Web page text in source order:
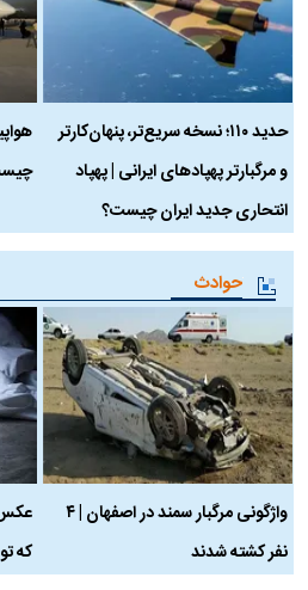
حدید ۱۱۰؛ نسخه سریع‌تر، پنهان‌کارتر
و مرگبارتر پهپادهای ایرانی | پهپاد
انتحاری جدید ایران چیست؟
حوادث
واژگونی مرگبار سمند در اصفهان | ۴
نفر کشته شدند
که